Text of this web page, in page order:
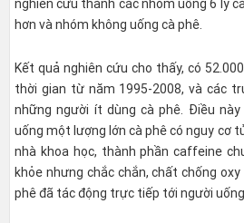
nghiên cứu thành các nhóm uống 6 ly
hơn và nhóm không uống cà phê.
Kết quả nghiên cứu cho thấy, có
thời gian từ năm 1995-2008, và các
những người ít dùng cà phê. Điều
uống một lượng lớn cà phê có nguy cơ
nhà khoa học, thành phần caffeine
khỏe nhưng chắc chắn, chất chống
phê đã tác động trực tiếp tới người